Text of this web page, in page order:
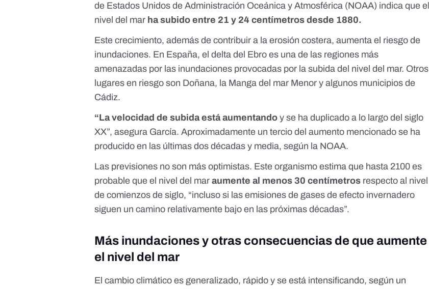
de Estados Unidos de Administración Oceánica y Atmosférica (NOAA) indica que el
nivel del mar ha subido entre 21 y 24 centímetros desde 1880.
Este crecimiento, además de contribuir a la erosión costera, aumenta el riesgo de
inundaciones. En España,el delta del Ebro es una de las regiones más
amenazadas por las inundaciones provocadas por la subida del nivel del mar. Otros
lugares en riesgo son Doñana, la Manga del mar Menor y algunos municipios de
Cádiz.
“La velocidad de subida está aumentandoy se ha duplicado a lo largo del siglo
XX”, asegura García. Aproximadamente un tercio del aumento mencionado se ha
producido en las últimas dos décadas y media, según la NOAA.
Las previsiones no son más optimistas. Este organismo estima que hasta 2100 es
probable que el nivel del maraumente al menos 30 centímetros respecto al nivel
de comienzos de siglo, “incluso si las emisiones de gases de efecto invernadero
siguen un camino relativamente bajo en las próximas décadas”.
Más inundaciones y otras consecuencias de que aumente
el nivel del mar
El cambio climático es generalizado, rápido y se está intensificando, según un